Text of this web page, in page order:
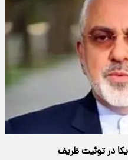
در توئیت‌ ظریف